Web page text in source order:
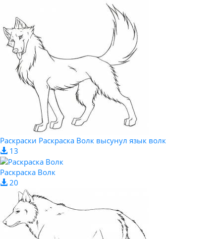
Раскраски Раскраска Волк высунул язык волк
13
Раскраска Волк
20